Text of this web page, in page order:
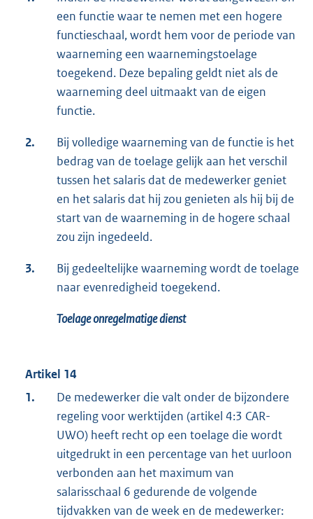
een functie waar te nemen met een hogere
functieschaal, wordt hem voor de periode van
waarneming een waarnemingstoelage
toegekend. Deze bepaling geldt niet als de
waarneming deel uitmaakt van de eigen
functie.
2.
Bij volledige waarneming van de functie is het
bedrag van de toelage gelijk aan het verschil
tussen het salaris dat de medewerker geniet
en het salaris dat hij zou genieten als hij bij de
start van de waarneming in de hogere schaal
zou zijn ingedeeld.
3.
Bij gedeeltelijke waarneming wordt de toelage
naar evenredigheid toegekend.
Toelage onregelmatige dienst
Artikel 14
1.
De medewerker die valt onder de bijzondere
regeling voor werktijden (artikel 4:3 CAR-
UWO) heeft recht op een toelage die wordt
uitgedrukt in een percentage van het uurloon
verbonden aan het maximum van
salarisschaal 6 gedurende de volgende
tijdvakken van de week en de medewerker: